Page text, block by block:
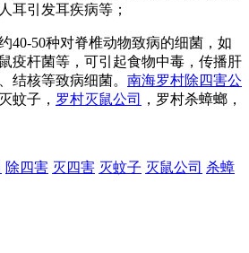
耳引发耳疾病等；
40-50种对脊椎动物致病的细菌，如
疫杆菌等，可引起食物中毒，传播肝
结核等致病细菌。 南海罗村除四害公
蚊子， 罗村灭鼠公司
，罗村杀蟑螂，
除四害 灭四害 灭蚊子 灭鼠公司 杀蟑